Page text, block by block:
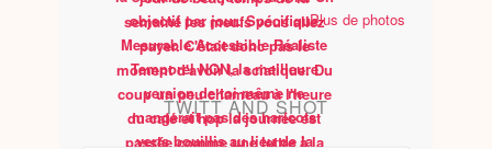
Plus de photos
TWITT AND SHOT